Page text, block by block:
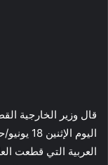
قال وزير الخارجية
العربية التي قطعت